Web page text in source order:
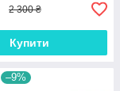
2 300 ₴
Купити
–9%